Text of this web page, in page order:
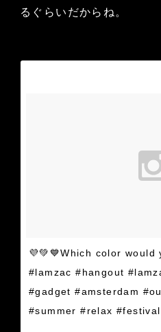
るぐらいだからね。
💜💚💙Which color would
#lamzac #hangout
#gadget #amsterdam
#summer #relax #festival